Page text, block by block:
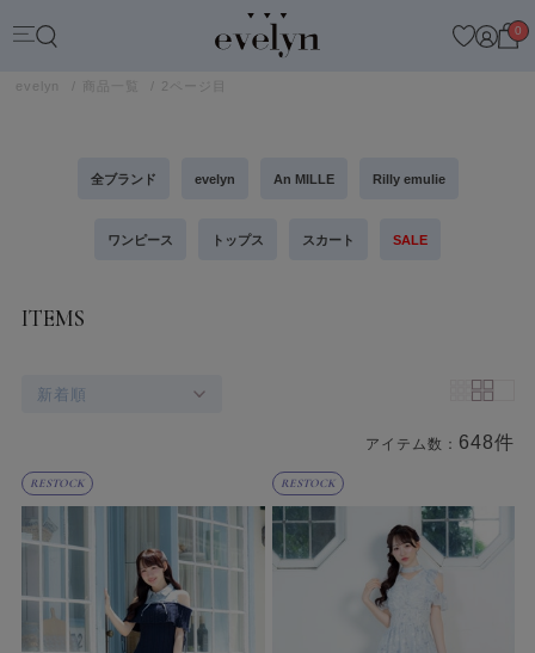
0
evelyn 商品一覧 2ページ目
全ブランド evelyn An MILLE Rilly emulie
ワンピース トップス スカート SALE
ITEMS
新着順
アイテム数： 648件
商品一覧
RESTOCK RESTOCK